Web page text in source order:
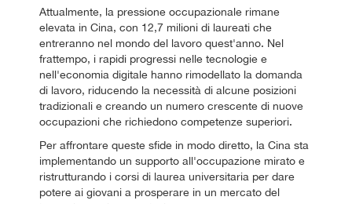
Attualmente, la pressione occupazionale rimane
elevata in Cina, con 12,7 milioni di laureati che
entreranno nel mondo del lavoro quest'anno. Nel
frattempo, i rapidi progressi nelle tecnologie e
nell'economia digitale hanno rimodellato la domanda
di lavoro, riducendo la necessità di alcune posizioni
tradizionali e creando un numero crescente di nuove
occupazioni che richiedono competenze superiori.
Per affrontare queste sfide in modo diretto, la Cina sta
implementando un supporto all'occupazione mirato e
ristrutturando i corsi di laurea universitaria per dare
potere ai giovani a prosperare in un mercato del